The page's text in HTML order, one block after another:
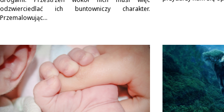
odzwierciedlać ich buntowniczy charakter.
Przemalowując...